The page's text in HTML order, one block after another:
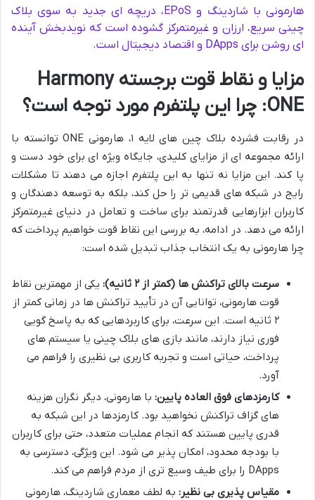
هارمونی با شاردینگ و EPoS، دریچه ای جدید به سوی بلاک
چینی سریع، ارزان و غیرمتمرکز گشوده است که نویدبخش آینده
ای روشن برای DApps و اقتصاد دیجیتال است.
مزایا و نقاط قوت برجسته Harmony
ONE: چرا این پلتفرم مورد توجه است؟
در رقابت فشرده بلاک چین های لایه ۱، هارمونی ONE توانسته با
ارائه مجموعه ای از مزایای کلیدی، جایگاه ویژه ای برای خود دست و
پا کند. این مزایا نه تنها به این پلتفرم اجازه می دهند تا مشکلات
رایج در شبکه های قدیمی تر را حل کند، بلکه به توسعه دهندگان و
کاربران ابزارهایی قدرتمند برای ساخت و تعامل در دنیای غیرمتمرکز
ارائه می دهد. در ادامه، به بررسی این نقاط قوت خواهیم پرداخت که
چرا هارمونی به یک انتخاب جذاب تبدیل شده است:
سرعت بالای تراکنش ها (کمتر از ۲ ثانیه):
یکی از مهمترین نقاط
قوت هارمونی، توانایی آن در تأیید تراکنش ها در زمانی کمتر از
۲ ثانیه است. این سرعت، برای کاربردهایی که به پاسخ گویی
فوری نیاز دارند، مانند بازی های بلاک چینی یا سیستم های
پرداخت، حیاتی است و تجربه کاربری بی نظیری را فراهم می
آورد.
کارمزدهای فوق العاده پایین: با هارمونی، دیگر نگران هزینه
های گزاف تراکنش نخواهید بود. کارمزدها در این شبکه به
قدری پایین هستند که انجام عملیات متعدد، حتی برای کاربران
با بودجه محدود، امکان پذیر می شود. این ویژگی، دسترسی به
DApps را برای طیف وسیع تری از مردم فراهم می کند.
مقیاس پذیری بی نظیر: به لطف معماری شاردینگ، هارمونی